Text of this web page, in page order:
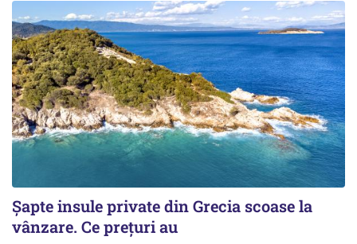
Șapte insule private din Grecia scoase la
vânzare. Ce prețuri au